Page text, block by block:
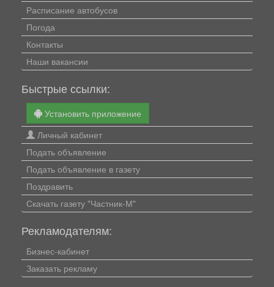
Расписание автобусов
Погода
Контакты
Наши вакансии
Быстрые ссылки:
Установить приложение
Личный кабинет
Подать объявление
Подать объявление в газету
Поздравить
Скачать газету "Частник-М"
Рекламодателям:
Бизнес-кабинет
Заказать рекламу